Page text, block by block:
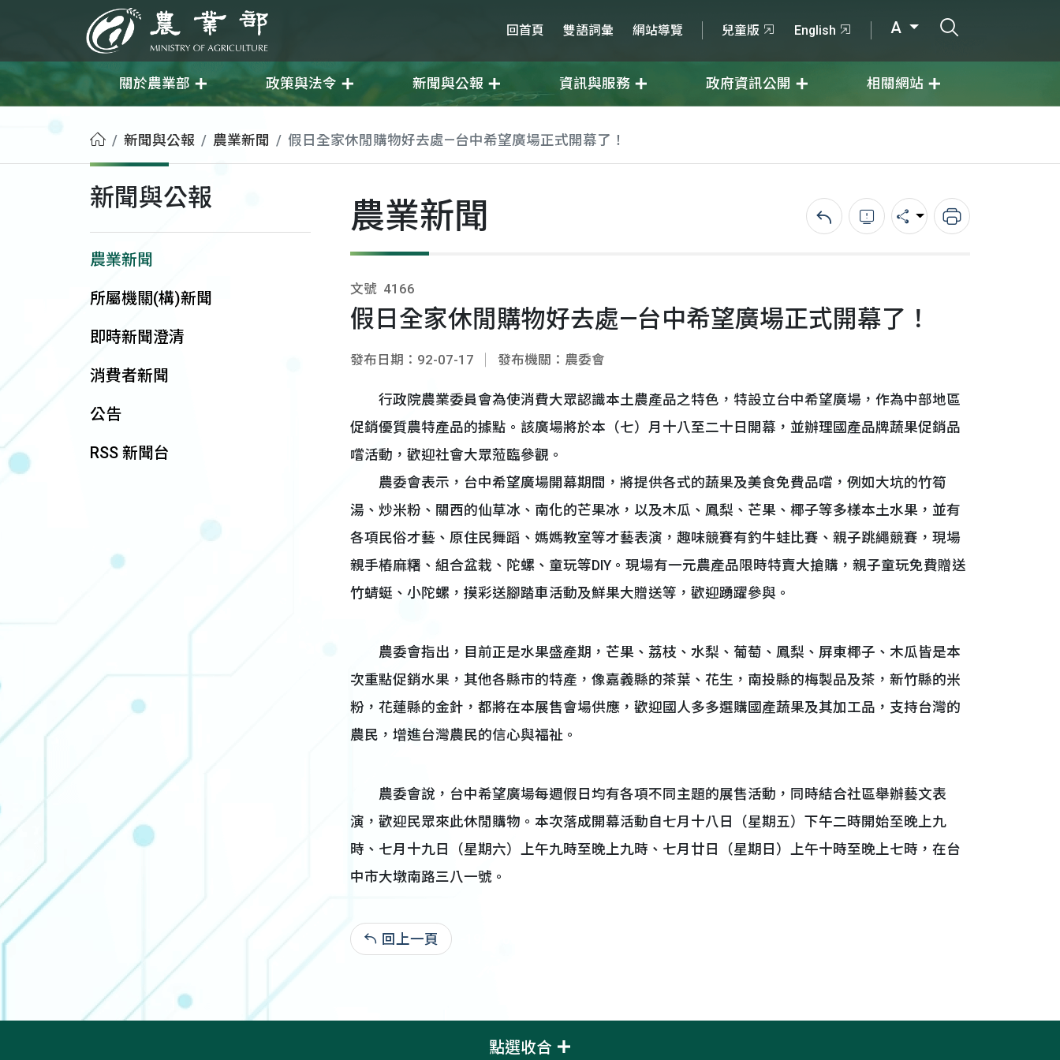
農業部 回首頁 雙語詞彙 網站導覽 兒童版 English A
關於農業部 政策與法令 新聞與公報 資訊與服務 政府資訊公開 相關網站
首頁新聞與公報 農業新聞 假日全家休閒購物好去處—台中希望廣場正式開幕了！
新聞與公報
農業新聞
所屬機關(構)新聞
即時新聞澄清
消費者新聞
公告
RSS 新聞台
農業新聞 回上一頁錯誤回報分享 列印
文號 4166
假日全家休閒購物好去處—台中希望廣場正式開幕了！
發布日期：92-07-17 發布機關：農委會
行政院農業委員會為使消費大眾認識本土農產品之特色，特設立台中希望廣場，作為中部地區
促銷優質農特產品的據點。該廣場將於本（七）月十八至二十日開幕，並辦理國產品牌蔬果促銷品
嚐活動，歡迎社會大眾蒞臨參觀。
農委會表示，台中希望廣場開幕期間，將提供各式的蔬果及美食免費品嚐，例如大坑的竹筍
湯、炒米粉、關西的仙草冰、南化的芒果冰，以及木瓜、鳳梨、芒果、椰子等多樣本土水果，並有
各項民俗才藝、原住民舞蹈、媽媽教室等才藝表演，趣味競賽有釣牛蛙比賽、親子跳繩競賽，現場
親手樁麻糬、組合盆栽、陀螺、童玩等DIY。現場有一元農產品限時特賣大搶購，親子童玩免費贈送
竹蜻蜓、小陀螺，摸彩送腳踏車活動及鮮果大贈送等，歡迎踴躍參與。
農委會指出，目前正是水果盛產期，芒果、荔枝、水梨、葡萄、鳳梨、屏東椰子、木瓜皆是本
次重點促銷水果，其他各縣市的特產，像嘉義縣的茶葉、花生，南投縣的梅製品及茶，新竹縣的米
粉，花蓮縣的金針，都將在本展售會場供應，歡迎國人多多選購國產蔬果及其加工品，支持台灣的
農民，增進台灣農民的信心與福祉。
農委會說，台中希望廣場每週假日均有各項不同主題的展售活動，同時結合社區舉辦藝文表
演，歡迎民眾來此休閒購物。本次落成開幕活動自七月十八日（星期五）下午二時開始至晚上九
時、七月十九日（星期六）上午九時至晚上九時、七月廿日（星期日）上午十時至晚上七時，在台
中市大墩南路三八一號。
回上一頁
點選收合